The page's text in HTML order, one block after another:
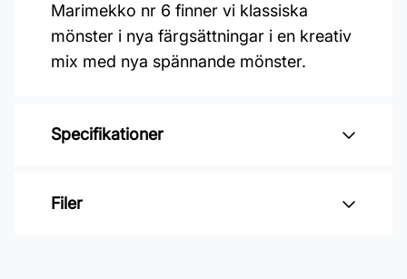
Marimekko nr 6 finner vi klassiska
mönster i nya färgsättningar i en kreativ
mix med nya spännande mönster.
Specifikationer
Varumärke: Midbec Tapeter
Filer